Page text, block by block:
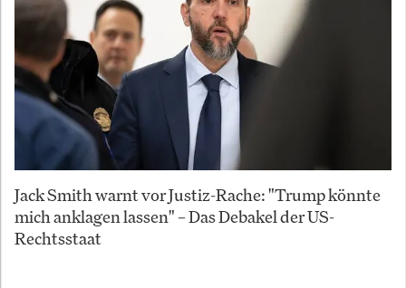
Jack Smith warnt vor Justiz-Rache: "Trump könnte
mich anklagen lassen" – Das Debakel der US-
Rechtsstaat